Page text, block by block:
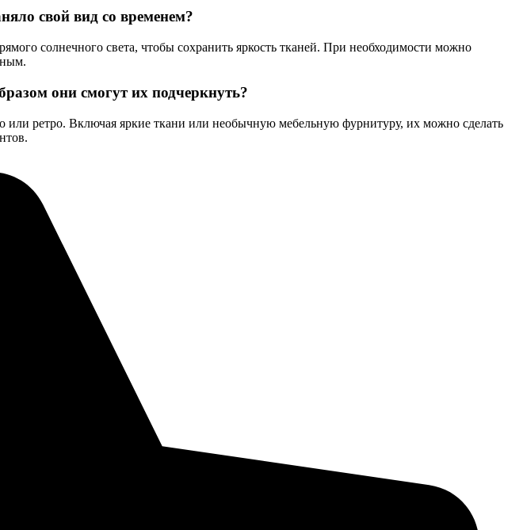
свой вид со временем?
солнечного света, чтобы сохранить яркость тканей. При необходимости можно
они смогут их подчеркнуть?
или ретро. Включая яркие ткани или необычную мебельную фурнитуру, их можно сделать